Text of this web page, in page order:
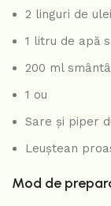
2 linguri de ulei
1 litru de apă
200 ml
1 ou
Sare și piper
Leuștean
Mod de